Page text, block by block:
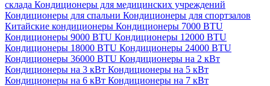
склада Кондиционеры для медицинских учреждений
Кондиционеры для спальни Кондиционеры для спортзалов
Китайские кондиционеры Кондиционеры 7000 BTU
Кондиционеры 9000 BTU Кондиционеры 12000 BTU
Кондиционеры 18000 BTU Кондиционеры 24000 BTU
Кондиционеры 36000 BTU Кондиционеры на 2 кВт
Кондиционеры на 3 кВт Кондиционеры на 5 кВт
Кондиционеры на 6 кВт Кондиционеры на 7 кВт